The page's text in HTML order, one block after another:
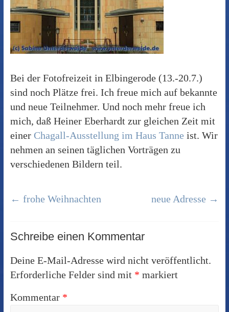
Bei der Fotofreizeit in Elbingerode (13.-20.7.)
sind noch Plätze frei. Ich freue mich auf bekannte
und neue Teilnehmer. Und noch mehr freue ich
mich, daß Heiner Eberhardt zur gleichen Zeit mit
einer Chagall-Ausstellung im Haus Tanne ist. Wir
nehmen an seinen täglichen Vorträgen zu
verschiedenen Bildern teil.
← frohe Weihnachten neue Adresse →
Schreibe einen Kommentar
Deine E-Mail-Adresse wird nicht veröffentlicht.
Erforderliche Felder sind mit * markiert
Kommentar *